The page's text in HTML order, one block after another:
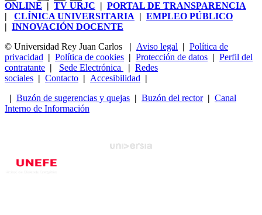
ONLINE | TV URJC | PORTAL DE TRANSPARENCIA
| CLÍNICA UNIVERSITARIA | EMPLEO PÚBLICO
| INNOVACIÓN DOCENTE
© Universidad Rey Juan Carlos
| Aviso legal | Política de
privacidad | Política de cookies | Protección de datos | Perfil del
contratante | Sede Electrónica | Redes
sociales | Contacto | Accesibilidad |
| Buzón de sugerencias y quejas | Buzón del rector| Canal
Interno de Información